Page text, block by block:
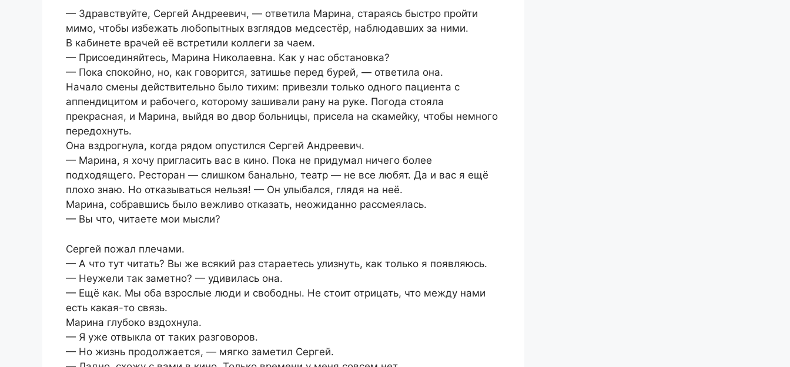
— Здравствуйте, Сергей Андреевич, — ответила Марина, стараясь быстро пройти
мимо, чтобы избежать любопытных взглядов медсестёр, наблюдавших за ними.
В кабинете врачей её встретили коллеги за чаем.
— Присоединяйтесь, Марина Николаевна. Как у нас обстановка?
— Пока спокойно, но, как говорится, затишье перед бурей, — ответила она.
Начало смены действительно было тихим: привезли только одного пациента с
аппендицитом и рабочего, которому зашивали рану на руке. Погода стояла
прекрасная, и Марина, выйдя во двор больницы, присела на скамейку, чтобы немного
передохнуть.
Она вздрогнула, когда рядом опустился Сергей Андреевич.
— Марина, я хочу пригласить вас в кино. Пока не придумал ничего более
подходящего. Ресторан — слишком банально, театр — не все любят. Да и вас я ещё
плохо знаю. Но отказываться нельзя! — Он улыбался, глядя на неё.
Марина, собравшись было вежливо отказать, неожиданно рассмеялась.
— Вы что, читаете мои мысли?
Сергей пожал плечами.
— А что тут читать? Вы же всякий раз стараетесь улизнуть, как только я появляюсь.
— Неужели так заметно? — удивилась она.
— Ещё как. Мы оба взрослые люди и свободны. Не стоит отрицать, что между нами
есть какая-то связь.
Марина глубоко вздохнула.
— Я уже отвыкла от таких разговоров.
— Но жизнь продолжается, — мягко заметил Сергей.